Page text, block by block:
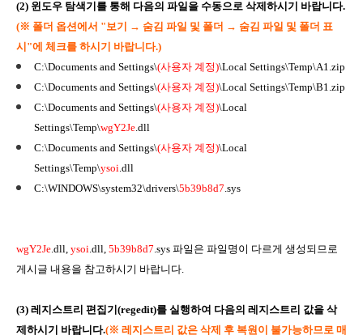
(2) 윈도우 탐색기를 통해 다음의 파일을 수동으로 삭제하시기 바랍니다.
(※ 폴더 옵션에서 " 보기 → 숨김 파일 및 폴더 → 숨김 파일 및 폴더 표
시"에 체크를 하시기 바랍니다.)
C:\Documents and Settings\(사용자 계정)\Local Settings\Temp\A1.zip
C:\Documents and Settings\(사용자 계정)\Local Settings\Temp\B1.zip
C:\Documents and Settings\(사용자 계정)\Local
Settings\Temp\wgY2Je .dll
C:\Documents and Settings\(사용자 계정)\Local
Settings\Temp\ysoi .dll
C:\WINDOWS\system32\drivers\5b39b8d7 .sys
wgY2Je .dll, ysoi .dll, 5b39b8d7 .sys 파일은 파일명이 다르게 생성되므로
게시글 내용을 참고하시기 바랍니다.
(3) 레지스트리 편집기(regedit)를 실행하여 다음의 레지스트리 값을 삭
제하시기 바랍니다.(※ 레지스트리 값은 삭제 후 복원이 불가능하므로 매